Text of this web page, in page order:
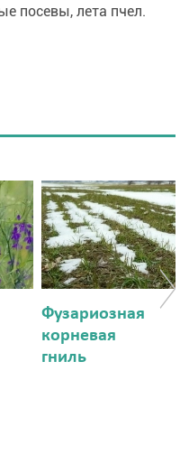
посевы, лета пчел.
Фузариозная
корневая
гниль